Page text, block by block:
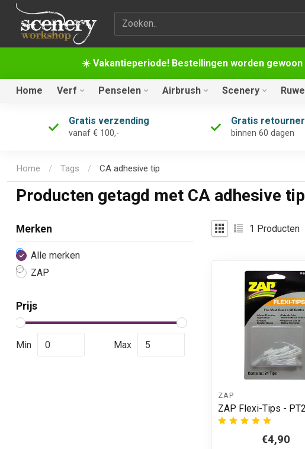
☀️ Vakantieperiode! Bestellingen worden
Zoekterm
Home Verf Penselen Airbrush Scenery
Gratis verzending
vanaf € 100,-
Gratis
binnen 60 dagen
Home / Tags / CA adhesive tip
Producten getagd met CA adhesive tip
Merken
Alle merken
ZAP
Prijs
Min Max
1 Producten
ZAP
ZAP Flexi-Tips -
€4,90